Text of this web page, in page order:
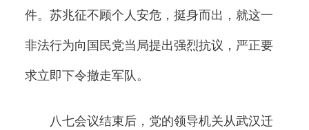
件。苏兆征不顾个人安危，挺身而出，就这一
非法行为向国民党当局提出强烈抗议，严正要
求立即下令撤走军队。
八七会议结束后，党的领导机关从武汉迁